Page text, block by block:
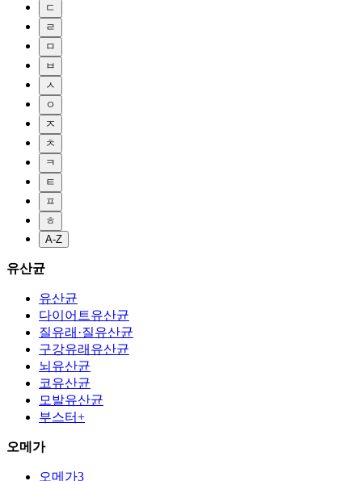
ㄷ
ㄹ
ㅁ
ㅂ
ㅅ
ㅇ
ㅈ
ㅊ
ㅋ
ㅌ
ㅍ
ㅎ
A-Z
유산균
유산균
다이어트유산균
질유래·질유산균
구강유래유산균
뇌유산균
코유산균
모발유산균
부스터+
오메가
오메가3